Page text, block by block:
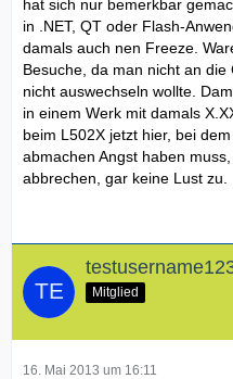
hat sich nur bemerkbar
in .NET, QT oder Flash-
damals auch nen Freeze.
Besuche, da man nicht an
nicht auswechseln wollte.
in einem Werk mit damals
beim L502X jetzt hier, bei
abmachen Angst haben
abbrechen, gar keine Lust zu.
Mitglied
16. Mai 2013 um 16:11